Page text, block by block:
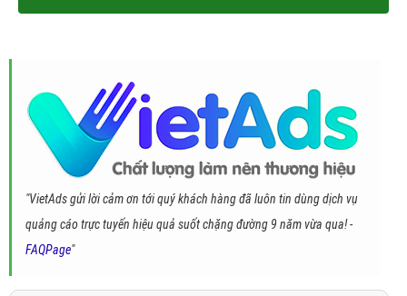
"VietAds gửi lời cảm ơn tới quý khách hàng đã luôn tin dùng dịch vụ
quảng cáo trực tuyến hiệu quả suốt chặng đường 9 năm vừa qua! -
FAQPage"